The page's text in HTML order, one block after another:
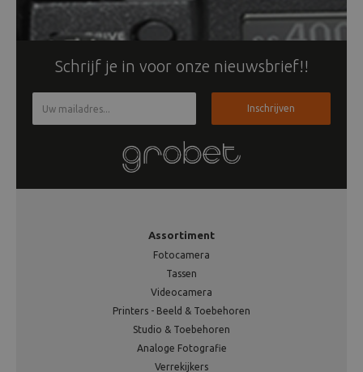
Schrijf je in voor onze nieuwsbrief!!
Inschrijven
Assortiment
Fotocamera
Tassen
Videocamera
Printers - Beeld & Toebehoren
Studio & Toebehoren
Analoge Fotografie
Verrekijkers